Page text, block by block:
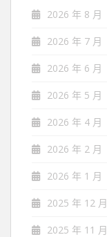
2026 年 8 月
2026 年 7 月
2026 年 6 月
2026 年 5 月
2026 年 4 月
2026 年 2 月
2026 年 1 月
2025 年 12 月
2025 年 11 月